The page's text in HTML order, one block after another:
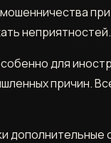
при
неприятностей.
для
причин.
дополнительные